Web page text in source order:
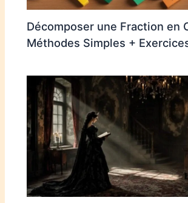
Décomposer une Fraction en
Méthodes Simples +